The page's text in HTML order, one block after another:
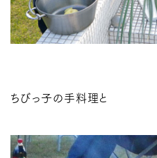
ちびっ子の手料理と